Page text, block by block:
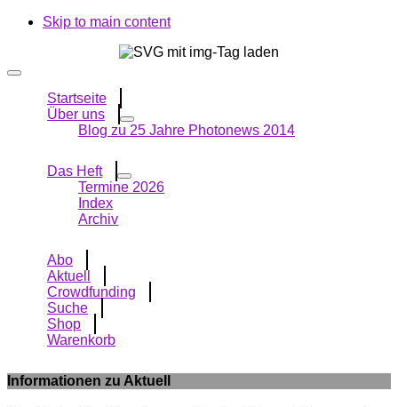
Skip to main content
Startseite
Über uns
Blog zu 25 Jahre Photonews 2014
Das Heft
Termine 2026
Index
Archiv
Abo
Aktuell
Crowdfunding
Suche
Shop
Warenkorb
Informationen zu Aktuell